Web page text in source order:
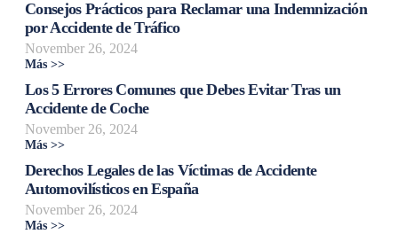
Consejos Prácticos para Reclamar una Indemnización
por Accidente de Tráfico
November 26, 2024
Más >>
Los 5 Errores Comunes que Debes Evitar Tras un
Accidente de Coche
November 26, 2024
Más >>
Derechos Legales de las Víctimas de Accidente
Automovilísticos en España
November 26, 2024
Más >>